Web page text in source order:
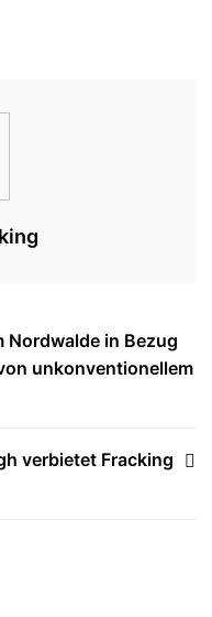
Nordwalde in Bezug
unkonventionellem
verbietet Fracking